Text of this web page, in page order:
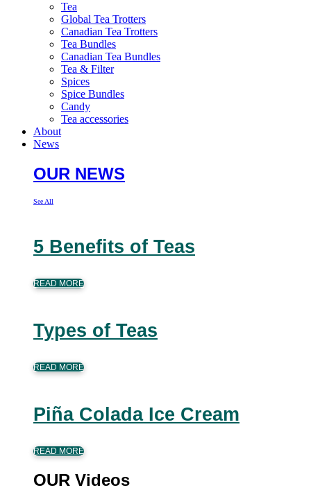
Tea
Global Tea Trotters
Canadian Tea Trotters
Tea Bundles
Canadian Tea Bundles
Tea & Filter
Spices
Spice Bundles
Candy
Tea accessories
About
News
OUR NEWS
See All
5 Benefits of Teas
READ MORE
Types of Teas
READ MORE
Piña Colada Ice Cream
READ MORE
OUR Videos